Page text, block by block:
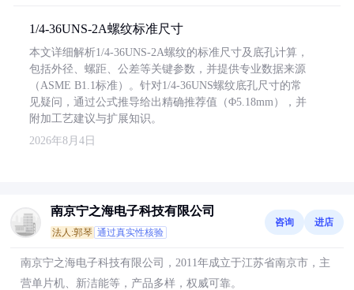
1/4-36UNS-2A螺纹标准尺寸
本文详细解析1/4-36UNS-2A螺纹的标准尺寸及底孔计算，
包括外径、螺距、公差等关键参数，并提供专业数据来源
（ASME B1.1标准）。针对1/4-36UNS螺纹底孔尺寸的常
见疑问，通过公式推导给出精确推荐值（Φ5.18mm），并
附加工艺建议与扩展知识。
2026年8月4日
南京宁之海电子科技有限公司
法人:郭琴 通过真实性核验
咨询 进店
南京宁之海电子科技有限公司，2011年成立于江苏省南京市，主
营单片机、新洁能等，产品多样，权威可靠。